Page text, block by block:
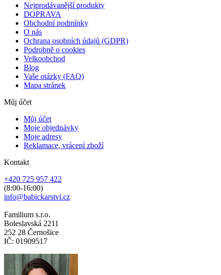
Nejprodávanější produkty
DOPRAVA
Obchodní podmínky
O nás
Ochrana osobních údajů (GDPR)
Podrobně o cookies
Velkoobchod
Blog
Vaše otázky (FAQ)
Mapa stránek
Můj účet
Můj účet
Moje objednávky
Moje adresy
Reklamace, vrácení zboží
Kontakt
+420 725 957 422
(8:00-16:00)
info@babickarstvi.cz
Familium s.r.o.
Boleslavská 2211
252 28 Černošice
IČ: 01909517